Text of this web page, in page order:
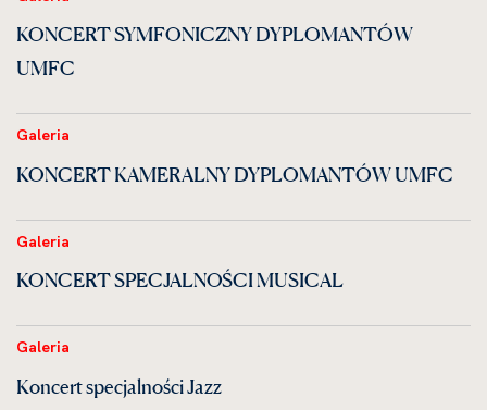
KONCERT SYMFONICZNY DYPLOMANTÓW
UMFC
Galeria
KONCERT KAMERALNY DYPLOMANTÓW UMFC
Galeria
KONCERT SPECJALNOŚCI MUSICAL
Galeria
Koncert specjalności Jazz